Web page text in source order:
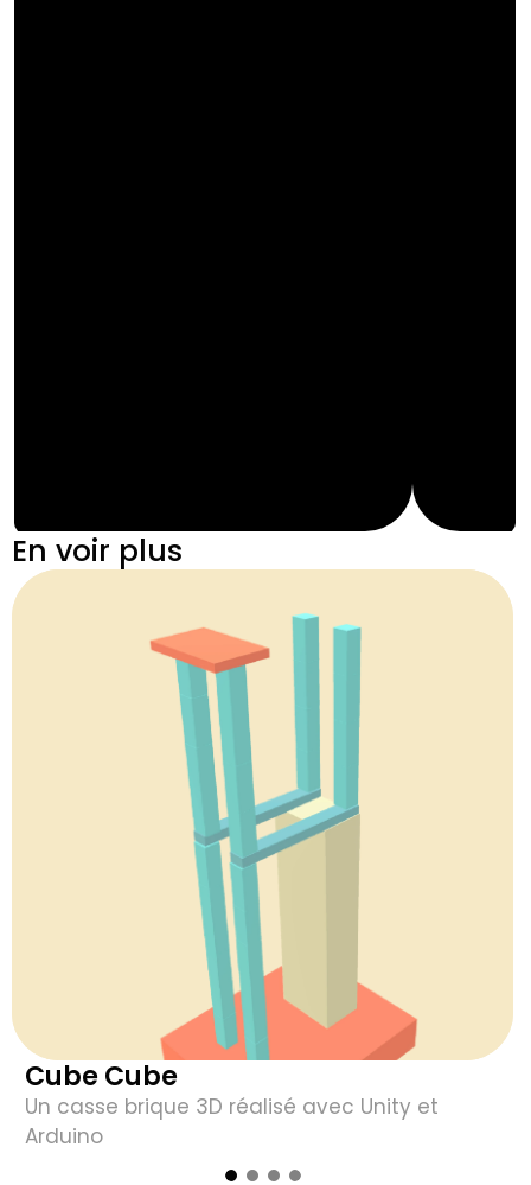
En voir plus
Cube Cube
Un casse brique 3D réalisé avec Unity et
Arduino